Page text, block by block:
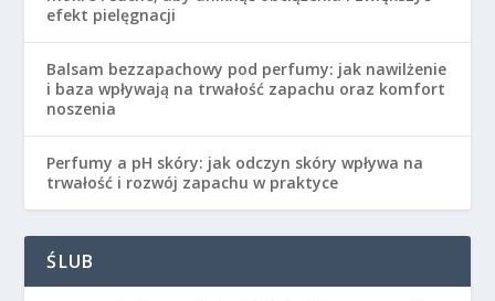
efekt pielęgnacji
Balsam bezzapachowy pod perfumy: jak nawilżenie
i baza wpływają na trwałość zapachu oraz komfort
noszenia
Perfumy a pH skóry: jak odczyn skóry wpływa na
trwałość i rozwój zapachu w praktyce
ŚLUB